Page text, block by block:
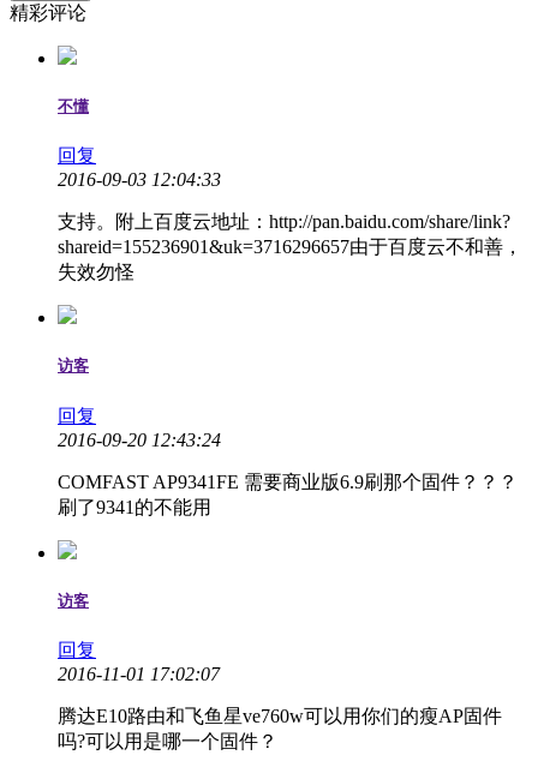
精彩评论
不懂
回复
2016-09-03 12:04:33
支持。附上百度云地址：http://pan.baidu.com/share/link?
shareid=155236901&uk=3716296657由于百度云不和善，
失效勿怪
访客
回复
2016-09-20 12:43:24
COMFAST AP9341FE 需要商业版6.9刷那个固件？？？
刷了9341的不能用
访客
回复
2016-11-01 17:02:07
腾达E10路由和飞鱼星ve760w可以用你们的瘦AP固件
吗?可以用是哪一个固件？